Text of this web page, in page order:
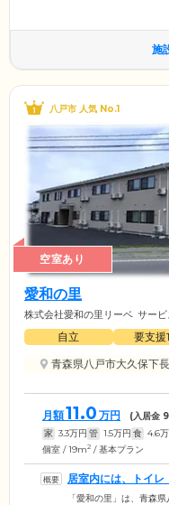
施
八戸市 人気 No.1
空室あり
愛和の里
株式会社愛和の里リーベ サー
自立 要支援
青森県八戸市大久保下
月額11.0 万円 (入居金
家 3.3万円 管 1.5万円 食 4.6
個室 / 19m2 / 基本プラン
居室内には、トイ
「愛和の里」は、青森